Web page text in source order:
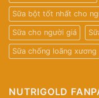
Sữa bột tốt nhất cho
Sữa cho người giá
Sữa chống loãng xương
NUTRIGOLD